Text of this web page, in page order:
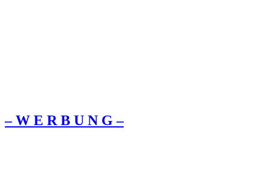
– W Ε R Β U Ν G –